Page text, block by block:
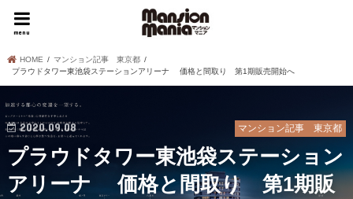
menu
HOME
マンション記事 東京都
プラウドタワー東池袋ステーションアリーナ 価格と間取り 第1期販売開始へ
マンション記事 東京都
2020.09.08
プラウドタワー東池袋ステーション
アリーナ 価格と間取り 第1期販